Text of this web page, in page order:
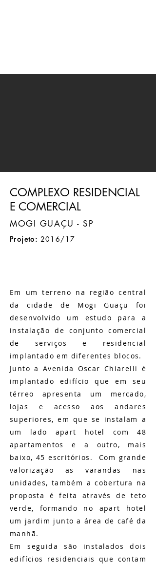
Em um terreno na região central
da cidade de Mogi Guaçu foi
desenvolvido um estudo para a
instalação de conjunto comercial
de serviços e residencial
implantado em diferentes blocos.
Junto a Avenida Oscar Chiarelli é
implantado edifício que em seu
térreo apresenta um mercado,
lojas e acesso aos andares
superiores, em que se instalam a
um lado apart hotel com 48
apartamentos e a outro, mais
baixo, 45 escritórios. Com grande
valorização as varandas nas
unidades, também a cobertura na
proposta é feita através de teto
verde, formando no apart hotel
um jardim junto a área de café da
manhã.
Em seguida são instalados dois
edifícios residenciais que contam
MOGI GUAÇU - SP
COMPLEXO RESIDENCIAL
E COMERCIAL
Projeto: 2016/17